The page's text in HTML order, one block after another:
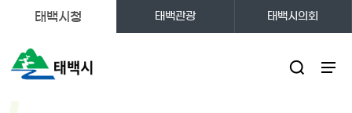
태백시청 태백관광 태백시의회